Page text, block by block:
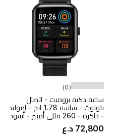
(0)
ساعة ذكية بروميت - اتصال
بلوتوث - شاشة 1.78 انج - اموليد
- ذاكرة - 260 مللي أمبير - أسود
72,800 د.ع